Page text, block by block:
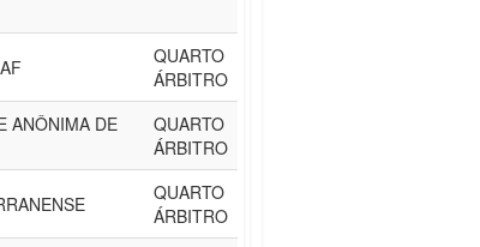
QUARTO
ÁRBITRO
ANÔNIMA DE
QUARTO
ÁRBITRO
QUARTO
ÁRBITRO